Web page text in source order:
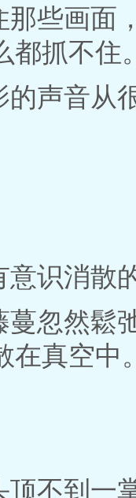
那些画面
都抓不住
的声音
意识消散
蔓忽然鬆
在真空中
顶不到一